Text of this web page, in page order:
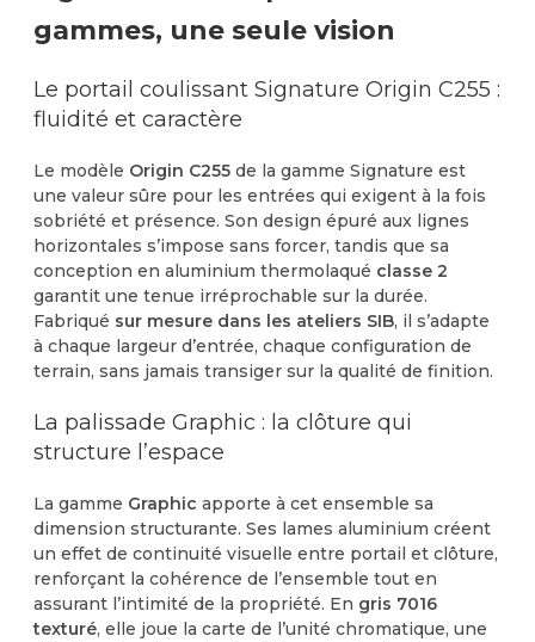
gammes, une seule vision
Le portail coulissant Signature Origin C255 :
fluidité et caractère
Le modèle Origin C255de la gamme Signature est
une valeur sûre pour les entrées qui exigent à la fois
sobriété et présence. Son design épuré aux lignes
horizontales s’impose sans forcer, tandis que sa
conception en aluminium thermolaqué classe 2
garantit une tenue irréprochable sur la durée.
Fabriqué sur mesure dans les ateliers SIB, il s’adapte
à chaque largeur d’entrée, chaque configuration de
terrain, sans jamais transiger sur la qualité de finition.
La palissade Graphic : la clôture qui
structure l’espace
La gamme Graphic apporte à cet ensemble sa
dimension structurante. Ses lames aluminium créent
un effet de continuité visuelle entre portail et clôture,
renforçant la cohérence de l’ensemble tout en
assurant l’intimité de la propriété. En gris 7016
texturé, elle joue la carte de l’unité chromatique, une